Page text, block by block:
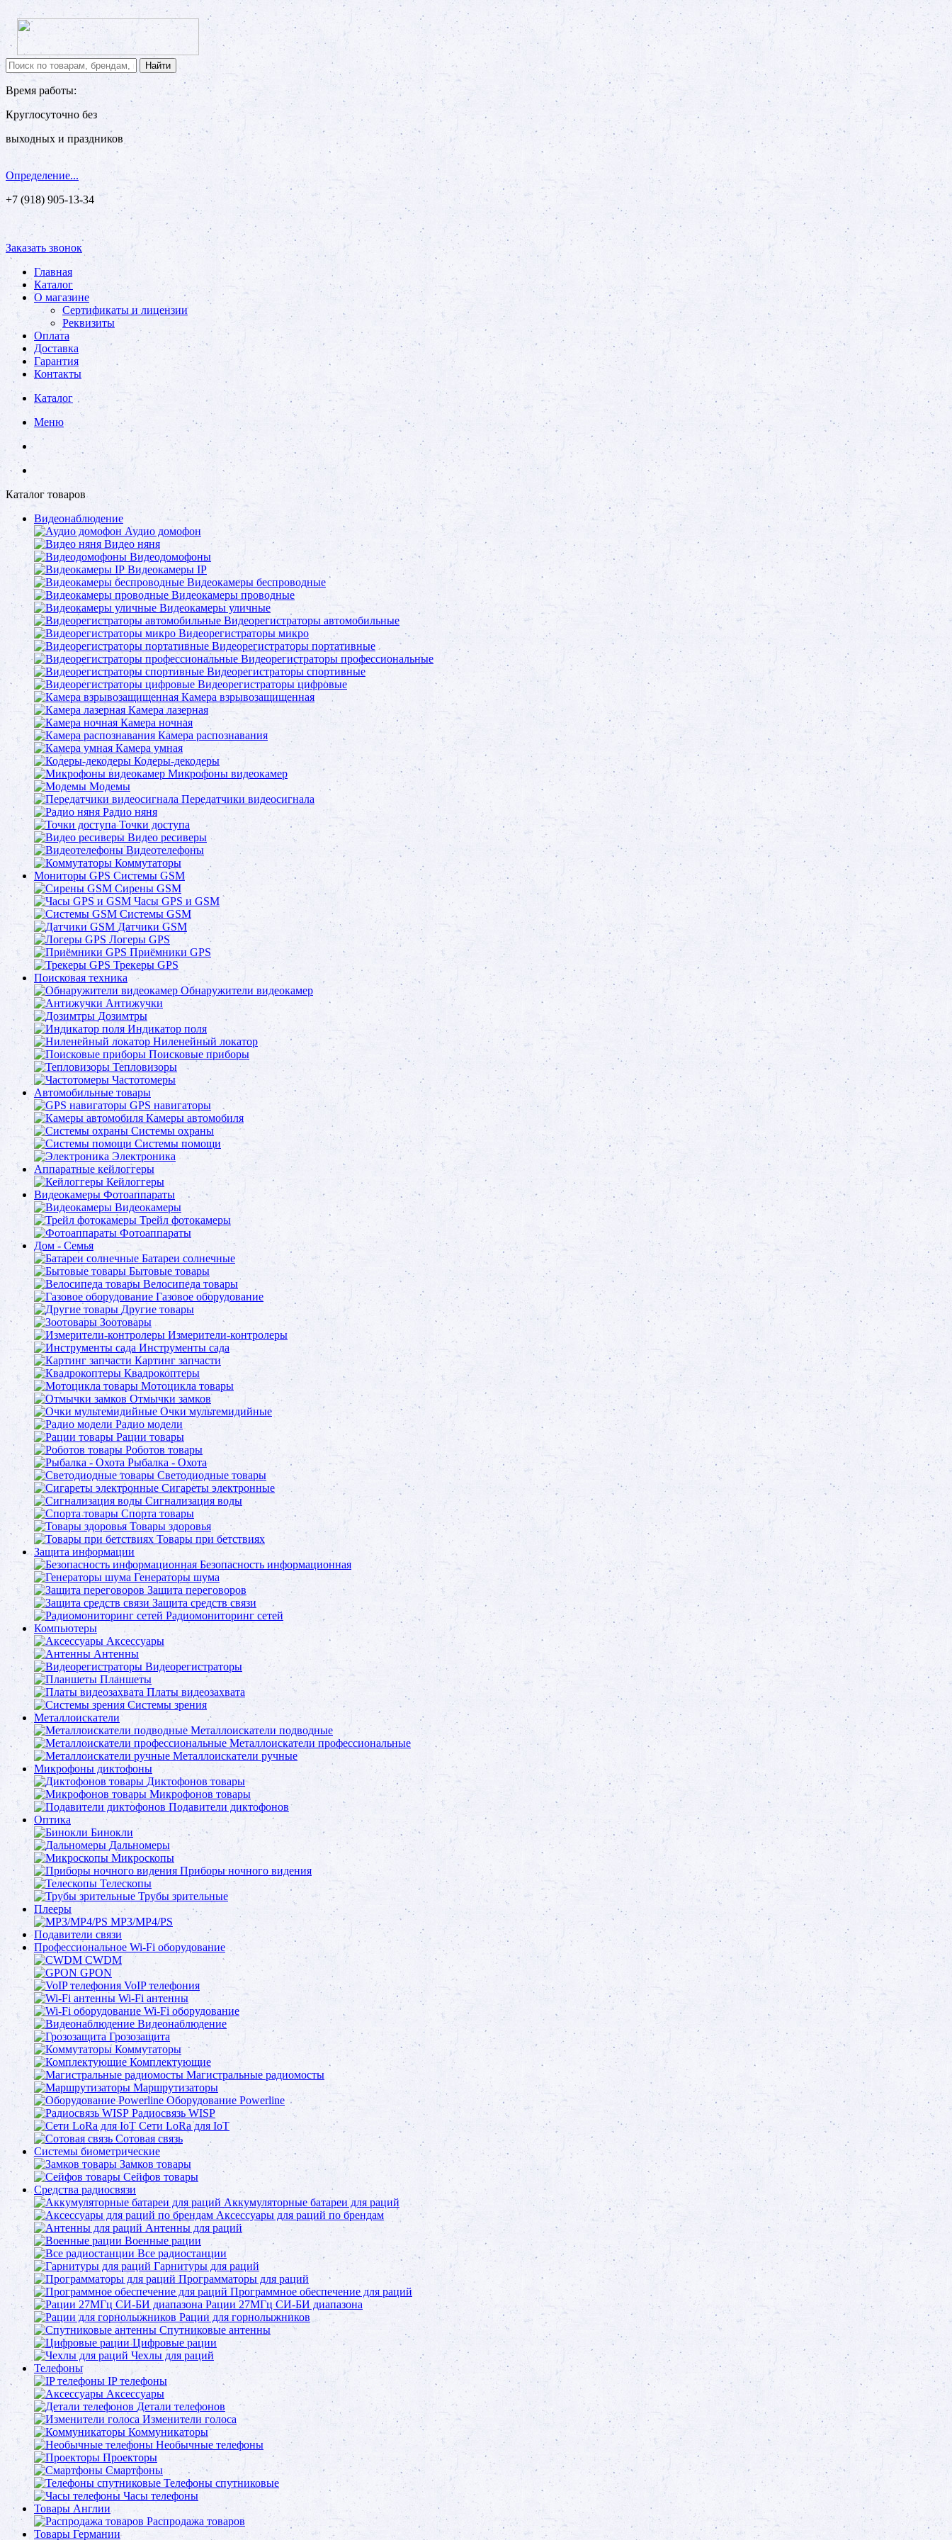
Время работы:
Круглосуточно без
выходных и праздников
Определение...
+7 (918) 905-13-34
Заказать звонок
Главная
Каталог
О магазине
Сертификаты и лицензии
Реквизиты
Оплата
Доставка
Гарантия
Контакты
Каталог
Меню
Каталог товаров
Видеонаблюдение
Аудио домофон
Видео няня
Видеодомофоны
Видеокамеры IP
Видеокамеры беспроводные
Видеокамеры проводные
Видеокамеры уличные
Видеорегистраторы автомобильные
Видеорегистраторы микро
Видеорегистраторы портативные
Видеорегистраторы профессиональные
Видеорегистраторы спортивные
Видеорегистраторы цифровые
Камера взрывозащищенная
Камера лазерная
Камера ночная
Камера распознавания
Камера умная
Кодеры-декодеры
Микрофоны видеокамер
Модемы
Передатчики видеосигнала
Радио няня
Точки доступа
Видео ресиверы
Видеотелефоны
Коммутаторы
Мониторы GPS Системы GSM
Сирены GSM
Часы GPS и GSM
Системы GSM
Датчики GSM
Логеры GPS
Приёмники GPS
Трекеры GPS
Поисковая техника
Обнаружители видеокамер
Антижучки
Дозимтры
Индикатор поля
Ниленейный локатор
Поисковые приборы
Тепловизоры
Частотомеры
Автомобильные товары
GPS навигаторы
Камеры автомобиля
Системы охраны
Системы помощи
Электроника
Аппаратные кейлоггеры
Кейлоггеры
Видеокамеры Фотоаппараты
Видеокамеры
Трейл фотокамеры
Фотоаппараты
Дом - Семья
Батареи солнечные
Бытовые товары
Велосипеда товары
Газовое оборудование
Другие товары
Зоотовары
Измерители-контролеры
Инструменты сада
Картинг запчасти
Квадрокоптеры
Мотоцикла товары
Отмычки замков
Очки мультемидийные
Радио модели
Рации товары
Роботов товары
Рыбалка - Охота
Светодиодные товары
Сигареты электронные
Сигнализация воды
Спорта товары
Товары здоровья
Товары при бетствиях
Защита информации
Безопасность информационная
Генераторы шума
Защита переговоров
Защита средств связи
Радиомониторинг сетей
Компьютеры
Аксессуары
Антенны
Видеорегистраторы
Планшеты
Платы видеозахвата
Системы зрения
Металлоискатели
Металлоискатели подводные
Металлоискатели профессиональные
Металлоискатели ручные
Микрофоны диктофоны
Диктофонов товары
Микрофонов товары
Подавители диктофонов
Оптика
Бинокли
Дальномеры
Микроскопы
Приборы ночного видения
Телескопы
Трубы зрительные
Плееры
MP3/MP4/PS
Подавители связи
Профессиональное Wi-Fi оборудование
CWDM
GPON
VoIP телефония
Wi-Fi антенны
Wi-Fi оборудование
Видеонаблюдение
Грозозащита
Коммутаторы
Комплектующие
Магистральные радиомосты
Маршрутизаторы
Оборудование Powerline
Радиосвязь WISP
Сети LoRa для IoT
Сотовая связь
Системы биометрические
Замков товары
Сейфов товары
Средства радиосвязи
Аккумуляторные батареи для раций
Аксессуары для раций по брендам
Антенны для раций
Военные рации
Все радиостанции
Гарнитуры для раций
Программаторы для раций
Программное обеспечение для раций
Рации 27МГц СИ-БИ диапазона
Рации для горнолыжников
Спутниковые антенны
Цифровые рации
Чехлы для раций
Телефоны
IP телефоны
Аксессуары
Детали телефонов
Изменители голоса
Коммуникаторы
Необычные телефоны
Проекторы
Смартфоны
Телефоны спутниковые
Часы телефоны
Товары Англии
Распродажа товаров
Товары Германии